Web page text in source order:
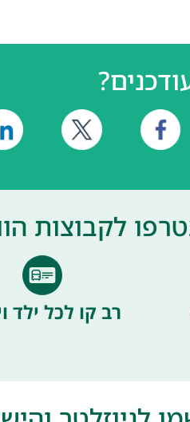
לקבוצות
רב קו לכל ילד